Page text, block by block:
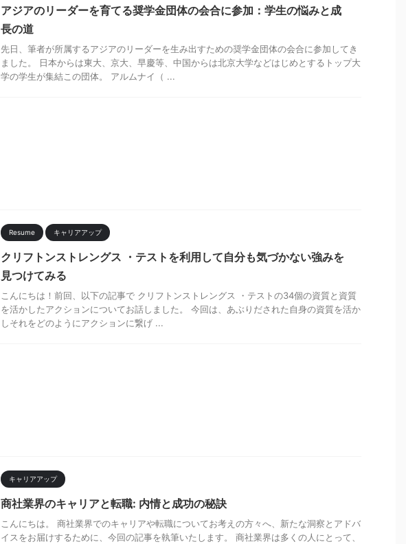
アジアのリーダーを育てる奨学金団体の会合に参加：学生の悩みと成
長の道
先日、筆者が所属するアジアのリーダーを生み出すための奨学金団体の会合に参加してき
ました。 日本からは東大、京大、早慶等、中国からは北京大学などはじめとするトップ大
学の学生が集結この団体。 アルムナイ（ ...
Resume キャリアアップ
クリフトンストレングス ・テストを利用して自分も気づかない強みを
見つけてみる
こんにちは！前回、以下の記事で クリフトンストレングス ・テストの34個の資質と資質
を活かしたアクションについてお話しました。 今回は、あぶりだされた自身の資質を活か
しそれをどのようにアクションに繋げ ...
キャリアアップ
商社業界のキャリアと転職: 内情と成功の秘訣
こんにちは。 商社業界でのキャリアや転職についてお考えの方々へ、新たな洞察とアドバ
イスをお届けするために、今回の記事を執筆いたします。 商社業界は多くの人にとって、